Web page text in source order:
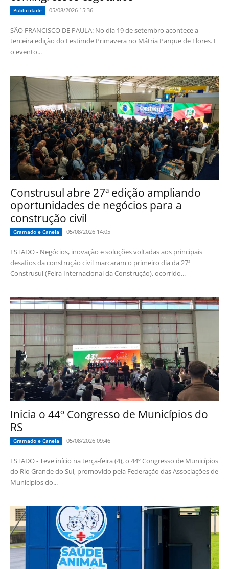
Publicidade 05/08/2026 15:36
SÃO FRANCISCO DE PAULA: No dia 19 de setembro acontece a
terceira edição do Festimde Primavera no Mátria Parque de Flores. E
o evento...
Construsul abre 27ª edição ampliando
oportunidades de negócios para a
construção civil
Gramado e Canela 05/08/2026 14:05
ESTADO - Negócios, inovação e soluções voltadas aos principais
desafios da construção civil marcaram o primeiro dia da 27ª
Construsul (Feira Internacional da Construção), ocorrido...
Inicia o 44º Congresso de Municípios do
RS
Gramado e Canela 05/08/2026 09:46
ESTADO - Teve início na terça-feira (4), o 44º Congresso de Municípios
do Rio Grande do Sul, promovido pela Federação das Associações de
Municípios do...